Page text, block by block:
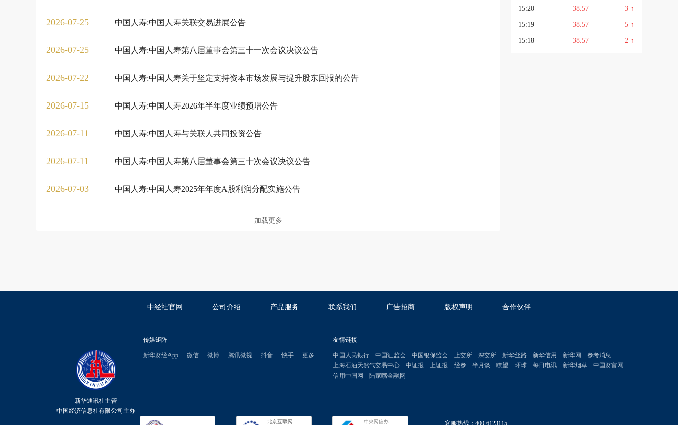
2026-07-25 中国人寿:中国人寿关联交易进展公告
2026-07-25 中国人寿:中国人寿第八届董事会第三十一次会议决议公告
2026-07-22 中国人寿:中国人寿关于坚定支持资本市场发展与提升股东回报的公告
2026-07-15 中国人寿:中国人寿2026年半年度业绩预增公告
2026-07-11 中国人寿:中国人寿与关联人共同投资公告
2026-07-11 中国人寿:中国人寿第八届董事会第三十次会议决议公告
2026-07-03 中国人寿:中国人寿2025年年度A股利润分配实施公告
加载更多
15:20 38.57 3 ↑
15:19 38.57 5 ↑
15:18 38.57 2 ↑
中经社官网 公司介绍 产品服务 联系我们 广告招商 版权声明 合作伙伴
新华通讯社主管
中国经济信息社有限公司主办
传媒矩阵
新华财经App 微信 微博 腾讯微视 抖音 快手 更多
友情链接
中国人民银行 中国证监会 中国银保监会 上交所 深交所 新华丝路 新华信用 新华网
参考消息
上海石油天然气交易中心
中证报 上证报 经参 半月谈 瞭望 环球 每日电讯 新华烟草
中国财富网
信用中国网
陆家嘴金融网
客服热线：400-6123115